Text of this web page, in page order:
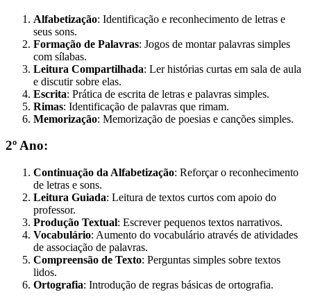
Alfabetização: Identificação e reconhecimento de letras e
seus sons.
Formação de Palavras: Jogos de montar palavras simples
com sílabas.
Leitura Compartilhada: Ler histórias curtas em sala de aula
e discutir sobre elas.
Escrita: Prática de escrita de letras e palavras simples.
Rimas: Identificação de palavras que rimam.
Memorização: Memorização de poesias e canções simples.
2º Ano:
Continuação da Alfabetização: Reforçar o reconhecimento
de letras e sons.
Leitura Guiada: Leitura de textos curtos com apoio do
professor.
Produção Textual: Escrever pequenos textos narrativos.
Vocabulário: Aumento do vocabulário através de atividades
de associação de palavras.
Compreensão de Texto: Perguntas simples sobre textos
lidos.
Ortografia: Introdução de regras básicas de ortografia.